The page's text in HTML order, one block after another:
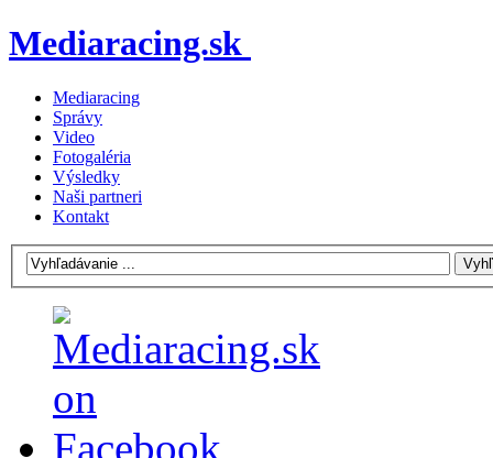
Mediaracing.sk
Mediaracing
Správy
Video
Fotogaléria
Výsledky
Naši partneri
Kontakt